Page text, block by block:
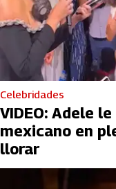
Celebridades
VIDEO: Adele
mexicano en
llorar